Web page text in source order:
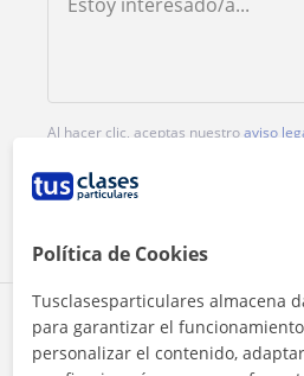
Comparte a este profesor
Al hacer clic, aceptas nuestroaviso
Política de Cookies
Tusclasesparticulares almacena
para garantizar el
personalizar el contenido,